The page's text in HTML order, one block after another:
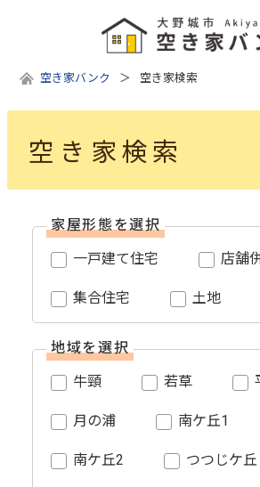
空き家バンク 空き家検索
空き家検索
家屋形態を選択
一戸建て住宅
店舗
集合住宅 土地
地域を選択
牛頸
若草
月の浦 南ケ丘1
南ケ丘2 つつじケ丘